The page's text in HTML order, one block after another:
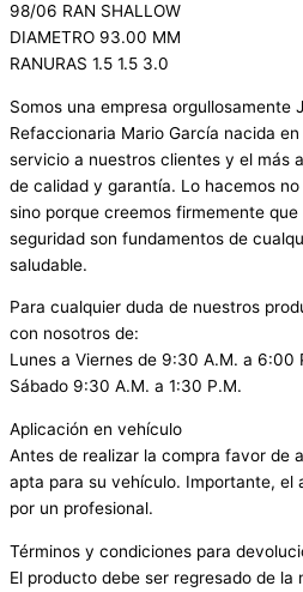
98/06 RAN SHALLOW
DIAMETRO 93.00 MM
RANURAS 1.5 1.5 3.0
Somos una empresa orgullosamente
Refaccionaria Mario García nacida
servicio a nuestros clientes y el más
de calidad y garantía. Lo hacemos
sino porque creemos firmemente
seguridad son fundamentos de
saludable.
Para cualquier duda de nuestros
con nosotros de:
Lunes a Viernes de 9:30 A.M. a 6:00
Sábado 9:30 A.M. a 1:30 P.M.
Aplicación en vehículo
Antes de realizar la compra favor de
apta para su vehículo. Importante, el
por un profesional.
Términos y condiciones para
El producto debe ser regresado de la